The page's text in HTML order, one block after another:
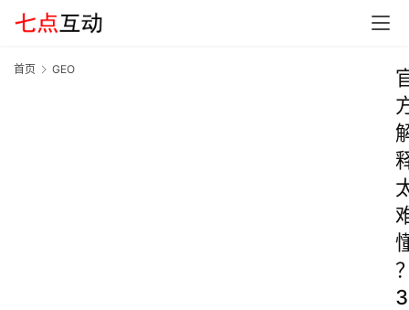
首页 GEO
3